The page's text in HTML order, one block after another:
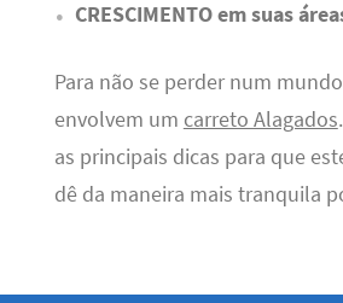
CRESCIMENTO em suas
Para não se perder num
envolvem um carreto Alagados
as principais dicas para que
dê da maneira mais tranquila